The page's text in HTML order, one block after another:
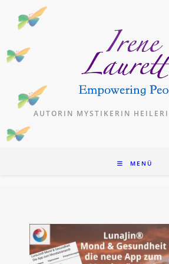
Inhalt
AUTORIN MYSTIKERIN
MENÜ